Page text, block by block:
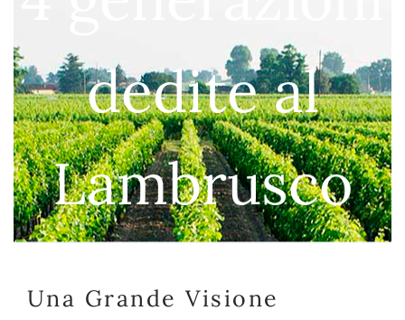
dedite al
Lambrusco
Una Grande Visione